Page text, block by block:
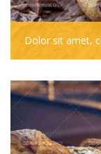
Dolor sit amet,